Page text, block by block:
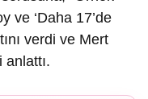
ve ‘Daha 17’de
verdi ve Mert